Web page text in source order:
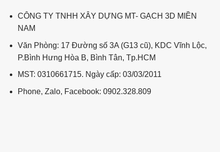
CÔNG TY TNHH XÂY DỰNG MT- GẠCH 3D MIỀN
NAM
Văn Phòng: 17 Đường số 3A (G13 cũ), KDC Vĩnh Lộc,
P.Bình Hưng Hòa B, Bình Tân, Tp.HCM
MST: 0310661715. Ngày cấp: 03/03/2011
Phone, Zalo, Facebook: 0902.328.809